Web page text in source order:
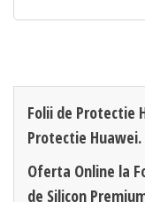
Folii de Protectie
Protectie Huawei.
Oferta Online la
de Silicon